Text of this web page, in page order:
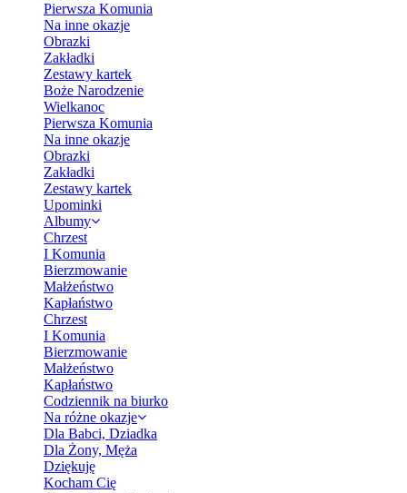
Pierwsza Komunia
Na inne okazje
Obrazki
Zakładki
Zestawy kartek
Boże Narodzenie
Wielkanoc
Pierwsza Komunia
Na inne okazje
Obrazki
Zakładki
Zestawy kartek
Upominki
Albumy
Chrzest
I Komunia
Bierzmowanie
Małżeństwo
Kapłaństwo
Chrzest
I Komunia
Bierzmowanie
Małżeństwo
Kapłaństwo
Codziennik na biurko
Na różne okazje
Dla Babci, Dziadka
Dla Żony, Męża
Dziękuję
Kocham Cię